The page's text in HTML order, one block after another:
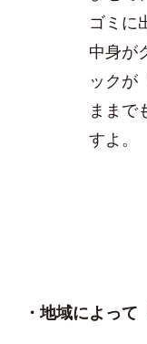
ゴミに
中身が
ックが
ままで
すよ。
・地域によっ